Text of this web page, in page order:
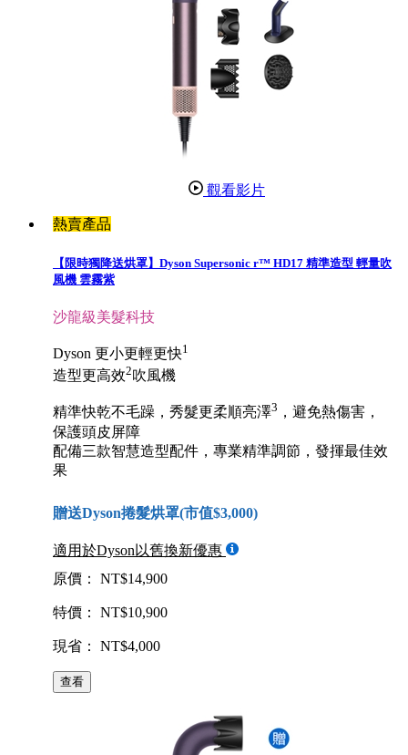
觀看影片
熱賣產品
【限時獨降送烘罩】Dyson Supersonic r™ HD17 精準造型 輕量吹
風機 雲霧紫
沙龍級美髮科技
Dyson 更小更輕更快1
造型更高效2 吹風機
精準快乾不毛躁，秀髮更柔順亮澤3 ，避免熱傷害，
保護頭皮屏障
配備三款智慧造型配件，專業精準調節，發揮最佳效
果
贈送Dyson捲髮烘罩(市值$3,000)
適用於Dyson以舊換新優惠
原價： NT$14,900
特價： NT$10,900
現省： NT$4,000
查看